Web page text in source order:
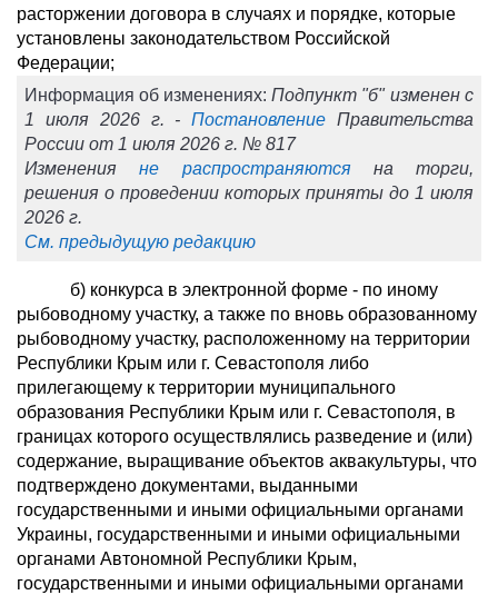
расторжении договора в случаях и порядке, которые
установлены законодательством Российской
Федерации;
Информация об изменениях: Подпункт "б" изменен с
1 июля 2026 г. -Постановление Правительства
России от 1 июля 2026 г. № 817
Измененияне распространяютсяна торги,
решения о проведении которых приняты до 1 июля
2026 г.
См. предыдущую редакцию
б) конкурса в электронной форме - по иному
рыбоводному участку, а также по вновь образованному
рыбоводному участку, расположенному на территории
Республики Крым или г. Севастополя либо
прилегающему к территории муниципального
образования Республики Крым или г. Севастополя, в
границах которого осуществлялись разведение и (или)
содержание, выращивание объектов аквакультуры, что
подтверждено документами, выданными
государственными и иными официальными органами
Украины, государственными и иными официальными
органами Автономной Республики Крым,
государственными и иными официальными органами